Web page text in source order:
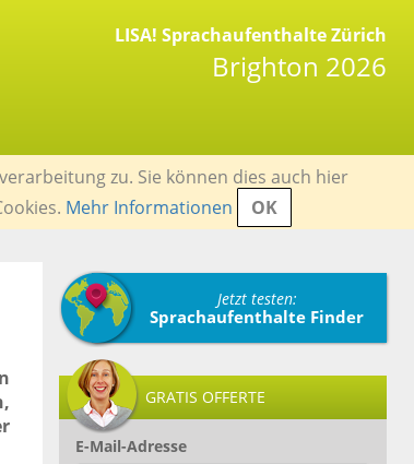
LISA! Sprachaufenthalte Zürich
Brighton 2026
zu. Sie können dies auch hier
Mehr Informationen OK
Jetzt testen:
Sprachaufenthalte Finder
GRATIS OFFERTE
E-Mail-Adresse